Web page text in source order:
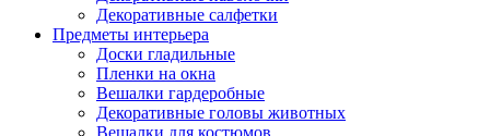
Декоративные салфетки
Предметы интерьера
Доски гладильные
Пленки на окна
Вешалки гардеробные
Декоративные головы животных
Вешалки для костюмов